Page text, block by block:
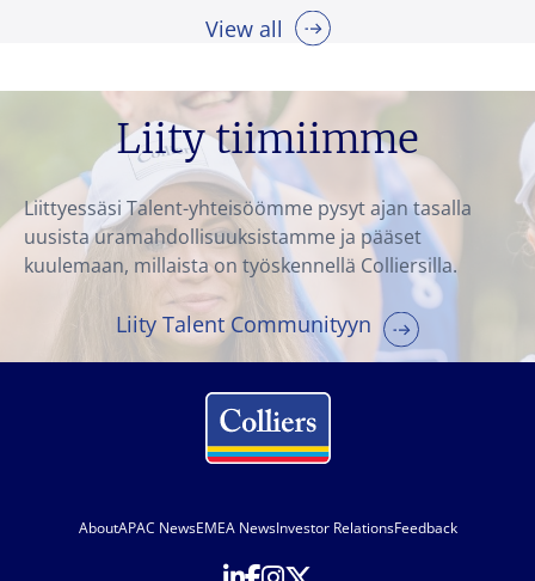
View all
Liity tiimiimme
Liittyessäsi Talent-yhteisöömme pysyt ajan tasalla
uusista uramahdollisuuksistamme ja pääset
kuulemaan, millaista on työskennellä Colliersilla.
Liity Talent Communityyn
AboutAPAC NewsEMEA NewsInvestor RelationsFeedback